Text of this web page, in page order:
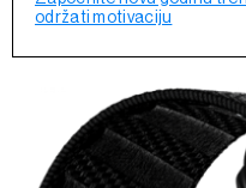
održati motivaciju